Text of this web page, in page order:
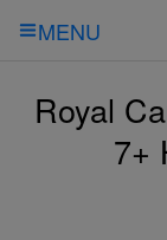
MENU
Royal
7+